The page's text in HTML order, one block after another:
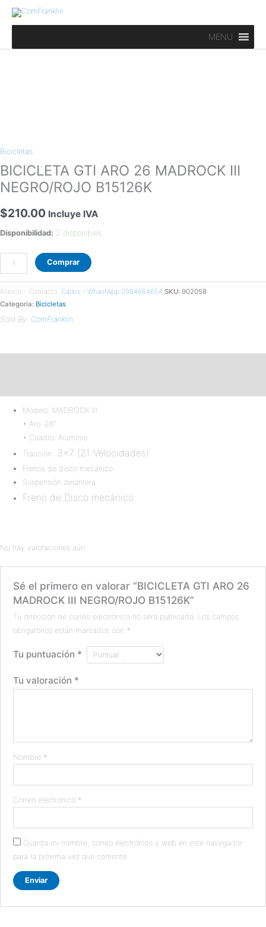
MENU
Bicicletas
BICICLETA GTI ARO 26 MADROCK III
NEGRO/ROJO B15126K
$210.00 Incluye IVA
Disponibilidad: 2 disponibles
ARO
26
MADROCK
III
NEGRO/ROJO
B15126K
cantidad
Comprar
Asesor - Contacto: Carlos - WhastApp 0984664654 SKU: 902058
Categoría: Bicicletas
Sold By: ComFranklin
Modelo: MADROCK III
• Aro: 26”
• Cuadro: Aluminio
Tracción
: 3×7 (21 Velocidades)
Frenos de disco mecánico
Suspensión delantera
Freno de Disco mecánico
No hay valoraciones aún.
Sé el primero en valorar “BICICLETA GTI ARO 26
MADROCK III NEGRO/ROJO B15126K”
Tu dirección de correo electrónico no será publicada. Los campos
obligatorios están marcados con *
Tu puntuación *
Tu valoración *
Nombre *
Correo electrónico *
Guarda mi nombre, correo electrónico y web en este navegador
para la próxima vez que comente.